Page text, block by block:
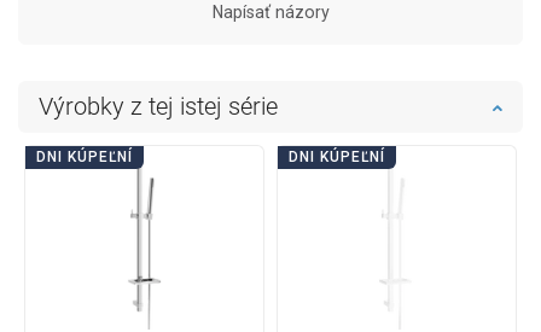
Napísať názory
Výrobky z tej istej série
DNI KÚPEĽNÍ DNI KÚPEĽNÍ